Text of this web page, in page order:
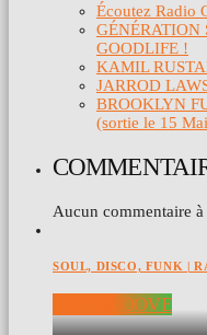
Écoutez Radio
GÉNÉRATION
GOODLIFE !
KAMIL
JARROD
BROOKLYN
(sortie le 15
Aucun commentaire
SOUL, DISCO, FUNK |
DAY GROOVE